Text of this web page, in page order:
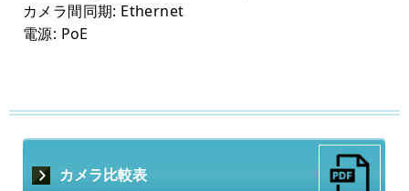
カメラ間同期: Ethernet
電源: PoE
カメラ比較表